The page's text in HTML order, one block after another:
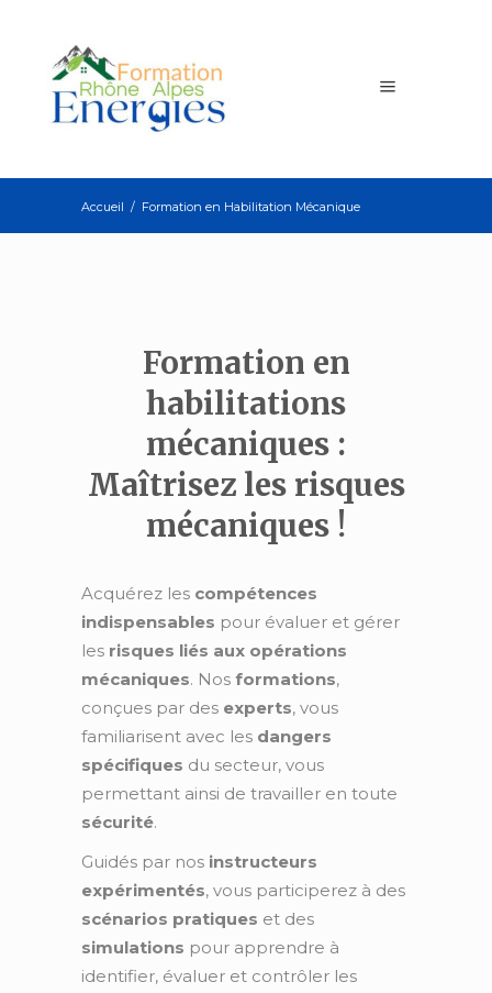
Accueil / Formation en Habilitation Mécanique
Formation en
habilitations
mécaniques :
Maîtrisez les risques
mécaniques !
Acquérez les compétences
indispensables pour évaluer et gérer
les risques liés aux opérations
mécaniques. Nos formations,
conçues par des experts, vous
familiarisent avec les dangers
spécifiques du secteur, vous
permettant ainsi de travailler en toute
sécurité.
Guidés par nos instructeurs
expérimentés, vous participerez à des
scénarios pratiques et des
simulations pour apprendre à
identifier, évaluer et contrôler les